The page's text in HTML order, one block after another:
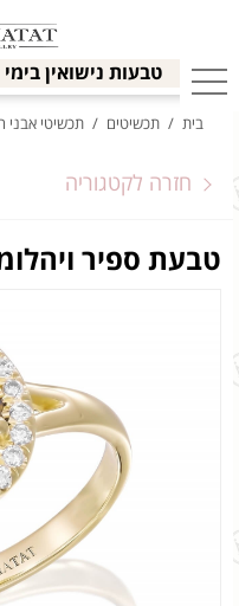
טבעות נישואין
בית / תכשיטים / תכשיטי אבני
חזרה לקטגוריה
טבעת ספיר